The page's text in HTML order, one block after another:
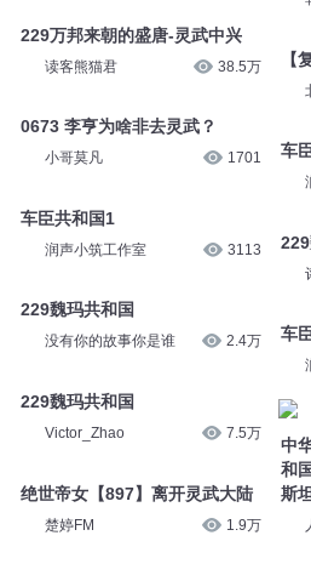
229万邦来朝的盛唐-灵武中兴
读客熊猫君 38.5万
0673 李亨为啥非去灵武？
小哥莫凡 1701
车臣共和国1
润声小筑工作室 3113
229魏玛共和国
没有你的故事你是谁 2.4万
229魏玛共和国
Victor_Zhao 7.5万
绝世帝女【897】离开灵武大陆
楚婷FM 1.9万
【
车
车
中
和
斯
别